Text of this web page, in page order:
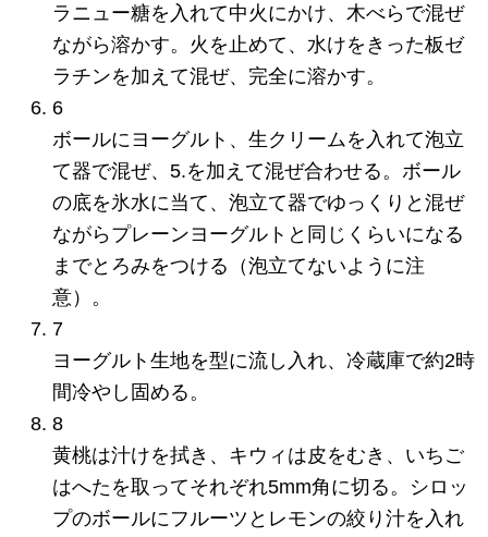
ラニュー糖を入れて中火にかけ、木べらで混ぜ
ながら溶かす。火を止めて、水けをきった板ゼ
ラチンを加えて混ぜ、完全に溶かす。
6
ボールにヨーグルト、生クリームを入れて泡立
て器で混ぜ、5.を加えて混ぜ合わせる。ボール
の底を氷水に当て、泡立て器でゆっくりと混ぜ
ながらプレーンヨーグルトと同じくらいになる
までとろみをつける（泡立てないように注
意）。
7
ヨーグルト生地を型に流し入れ、冷蔵庫で約2時
間冷やし固める。
8
黄桃は汁けを拭き、キウィは皮をむき、いちご
はへたを取ってそれぞれ5mm角に切る。シロッ
プのボールにフルーツとレモンの絞り汁を入れ